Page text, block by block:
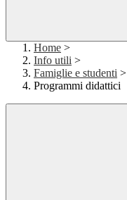
Home >
Info utili >
Famiglie e studenti >
Programmi didattici